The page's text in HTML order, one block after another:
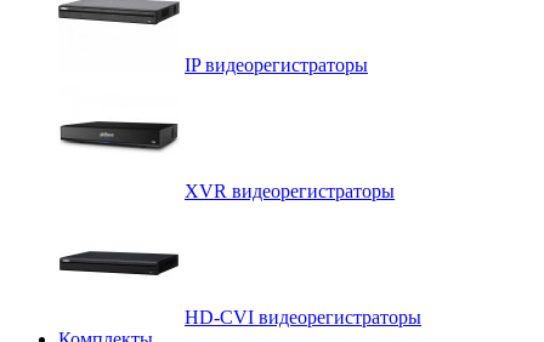
IP видеорегистраторы
XVR видеорегистраторы
HD-CVI видеорегистраторы